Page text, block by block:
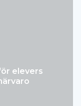
elevers